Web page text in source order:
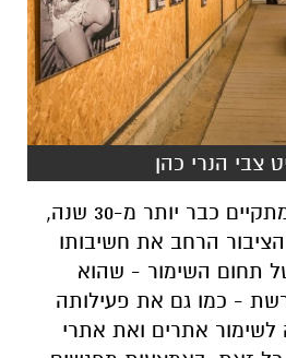
צבי הנרי כהן
שבוע שימור אתרים מתקיים כבר יותר מ-30 שנה,
הרחב את חשיבותו
תחום השימור - שהוא
- כמו גם את פעילותה
אתרים ואת אתרי